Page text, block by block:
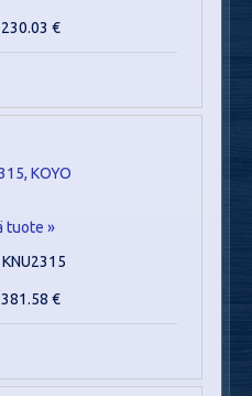
230.03 €
tuote »
KNU2315
381.58 €